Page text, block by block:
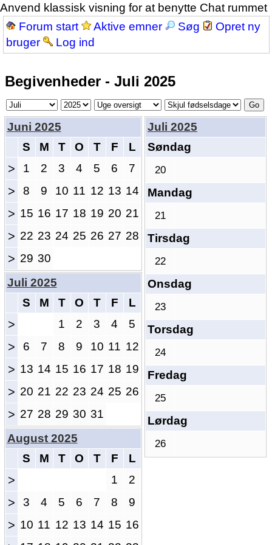
Anvend klassisk visning for at benytte Chat rummet
Forum start
Aktive emner Søg
Opret ny
bruger
Log ind
Begivenheder - Juli 2025
Juni 2025
S
M T O T F L
> 1 2 3 4 5 6 7
> 8 9 10 11 12 13 14
> 15 16 17 18 19 20 21
> 22 23 24 25 26 27 28
> 29 30
Juli 2025
Søndag
20
Mandag
21
Tirsdag
22
Onsdag
23
Torsdag
24
Fredag
25
Lørdag
26
Juli 2025
S
M T O T F L
> 1 2 3 4 5
> 6 7 8 9 10 11 12
> 13 14 15 16 17 18 19
> 20 21 22 23 24 25 26
> 27 28 29 30 31
August 2025
S
M T O T F L
> 1 2
> 3 4 5 6 7 8 9
> 10 11 12 13 14 15 16